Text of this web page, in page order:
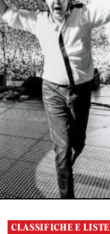
CLASSIFICHE E LISTE